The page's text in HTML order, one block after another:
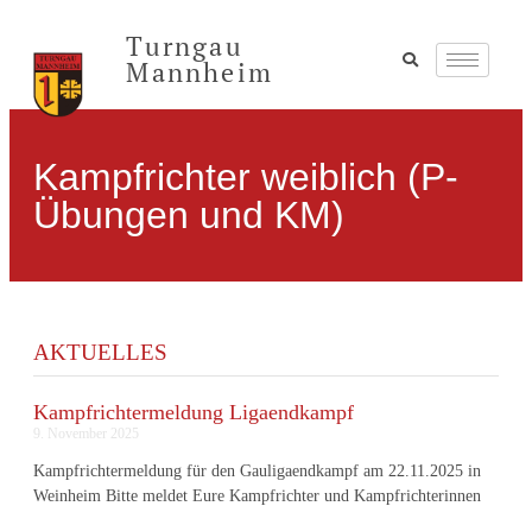
Turngau
Mannheim
Kampfrichter weiblich (P-
Übungen und KM)
AKTUELLES
Kampfrichtermeldung Ligaendkampf
9. November 2025
Kampfrichtermeldung für den Gauligaendkampf am 22.11.2025 in
Weinheim Bitte meldet Eure Kampfrichter und Kampfrichterinnen